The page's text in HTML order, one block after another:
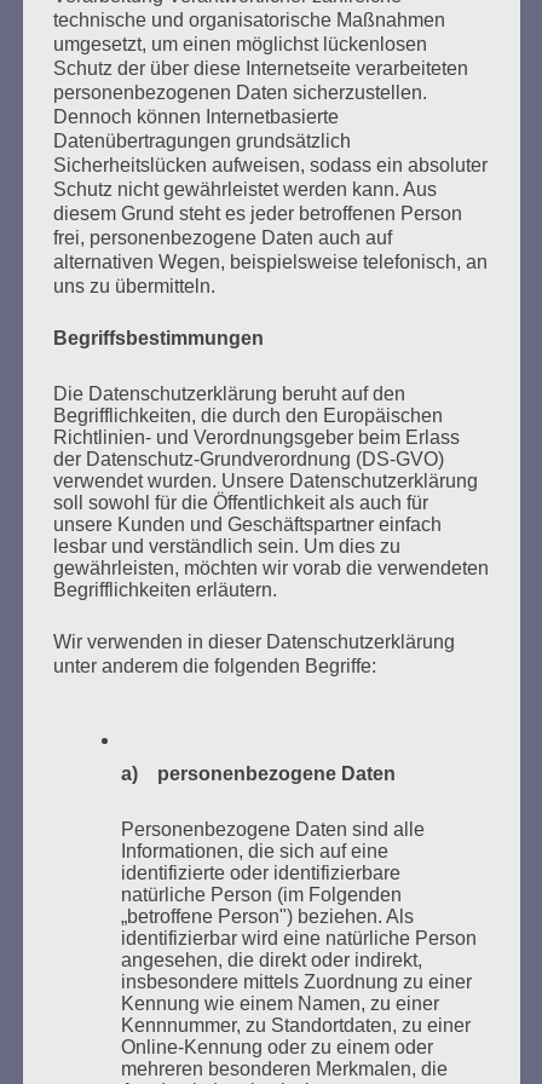
Schwächsten!
Bleibt mutig! Ich vertraue auf die Jugend, ich
vertraue auf euch!
Nie wieder Faschismus – nie wieder Krieg!
Esther Bejarano - 3. Mai 2021
NACH:
MARATHONLESUNG AUS DEN
VERBRANNTEN BÜCHERN
Zum 26. Mal gibt es eine Marathonlesung anlässlich
Kaifu-Ufer – genau an dem Ort, wo im Mai 1933 NS-
Studentenorganisationen und Burschenschaftler
Bücher verbrannten.
Weitere Informationen:lesezeichen-setzen.de
GEDENKEN UND ERINNERN BEGINNT IN
technische und organisatorische Maßnahmen
umgesetzt, um einen möglichst lückenlosen
Schutz der über diese Internetseite verarbeiteten
personenbezogenen Daten sicherzustellen.
Dennoch können Internetbasierte
Datenübertragungen grundsätzlich
Sicherheitslücken aufweisen, sodass ein absoluter
Schutz nicht gewährleistet werden kann. Aus
diesem Grund steht es jeder betroffenen Person
frei, personenbezogene Daten auch auf
alternativen Wegen, beispielsweise telefonisch, an
uns zu übermitteln.
Begriffsbestimmungen
Die Datenschutzerklärung beruht auf den
Begrifflichkeiten, die durch den Europäischen
Richtlinien- und Verordnungsgeber beim Erlass
der Datenschutz-Grundverordnung (DS-GVO)
verwendet wurden. Unsere Datenschutzerklärung
soll sowohl für die Öffentlichkeit als auch für
unsere Kunden und Geschäftspartner einfach
lesbar und verständlich sein. Um dies zu
gewährleisten, möchten wir vorab die verwendeten
Begrifflichkeiten erläutern.
Wir verwenden in dieser Datenschutzerklärung
unter anderem die folgenden Begriffe:
a) personenbezogene Daten
Personenbezogene Daten sind alle
Informationen, die sich auf eine
identifizierte oder identifizierbare
natürliche Person (im Folgenden
„betroffene Person") beziehen. Als
identifizierbar wird eine natürliche Person
angesehen, die direkt oder indirekt,
insbesondere mittels Zuordnung zu einer
Kennung wie einem Namen, zu einer
Kennnummer, zu Standortdaten, zu einer
Online-Kennung oder zu einem oder
mehreren besonderen Merkmalen, die